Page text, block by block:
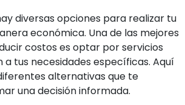
diversas opciones para realizar tu
económica. Una de las mejores
costos es optar por servicios
a tus necesidades específicas. Aquí
alternativas que te
una decisión informada.